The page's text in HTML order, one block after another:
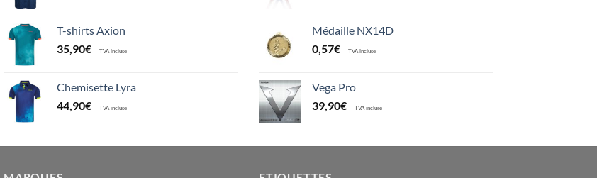
T-shirts Axion
35,90€ TVA incluse
Chemisette Lyra
44,90€ TVA incluse
Médaille NX14D
0,57€ TVA incluse
Vega Pro
39,90€ TVA incluse